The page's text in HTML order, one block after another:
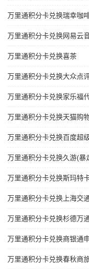
万里通积分卡兑换瑞幸咖
万里通积分卡兑换网易云
万里通积分卡兑换喜茶
万里通积分卡兑换大众点
万里通积分卡兑换家乐福
万里通积分卡兑换天猫购
万里通积分卡兑换百度超
万里通积分卡兑换久游(暴
万里通积分卡兑换斯玛特
万里通积分卡兑换上海交
万里通积分卡兑换杉德万
万里通积分卡兑换商银通
万里通积分卡兑换春秋商